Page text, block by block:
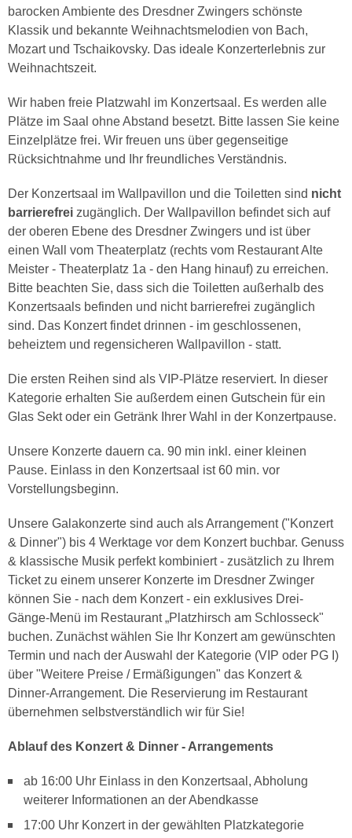
barocken Ambiente des Dresdner Zwingers schönste
Klassik und bekannte Weihnachtsmelodien von Bach,
Mozart und Tschaikovsky. Das ideale Konzerterlebnis zur
Weihnachtszeit.
Wir haben freie Platzwahl im Konzertsaal. Es werden alle
Plätze im Saal ohne Abstand besetzt. Bitte lassen Sie keine
Einzelplätze frei. Wir freuen uns über gegenseitige
Rücksichtnahme und Ihr freundliches Verständnis.
Der Konzertsaal im Wallpavillon und die Toiletten sind nicht
barrierefrei zugänglich. Der Wallpavillon befindet sich auf
der oberen Ebene des Dresdner Zwingers und ist über
einen Wall vom Theaterplatz (rechts vom Restaurant Alte
Meister - Theaterplatz 1a - den Hang hinauf) zu erreichen.
Bitte beachten Sie, dass sich die Toiletten außerhalb des
Konzertsaals befinden und nicht barrierefrei zugänglich
sind. Das Konzert findet drinnen - im geschlossenen,
beheiztem und regensicheren Wallpavillon - statt.
Die ersten Reihen sind als VIP-Plätze reserviert. In dieser
Kategorie erhalten Sie außerdem einen Gutschein für ein
Glas Sekt oder ein Getränk Ihrer Wahl in der Konzertpause.
Unsere Konzerte dauern ca. 90 min inkl. einer kleinen
Pause. Einlass in den Konzertsaal ist 60 min. vor
Vorstellungsbeginn.
Unsere Galakonzerte sind auch als Arrangement ("Konzert
& Dinner") bis 4 Werktage vor dem Konzert buchbar. Genuss
& klassische Musik perfekt kombiniert - zusätzlich zu Ihrem
Ticket zu einem unserer Konzerte im Dresdner Zwinger
können Sie - nach dem Konzert - ein exklusives Drei-
Gänge-Menü im Restaurant „Platzhirsch am Schlosseck"
buchen. Zunächst wählen Sie Ihr Konzert am gewünschten
Termin und nach der Auswahl der Kategorie (VIP oder PG I)
über "Weitere Preise / Ermäßigungen" das Konzert &
Dinner-Arrangement. Die Reservierung im Restaurant
übernehmen selbstverständlich wir für Sie!
Ablauf des Konzert & Dinner - Arrangements
ab 16:00 Uhr Einlass in den Konzertsaal, Abholung
weiterer Informationen an der Abendkasse
17:00 Uhr Konzert in der gewählten Platzkategorie